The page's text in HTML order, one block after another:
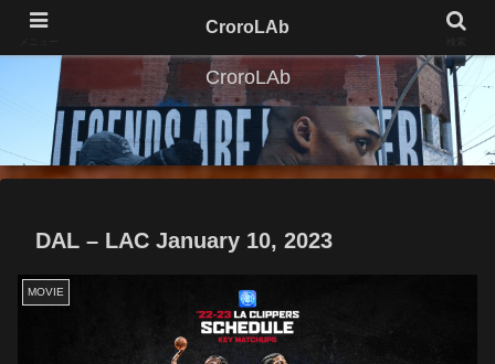
CroroLAb
DAL – LAC January 10, 2023
MOVIE
CroroLAb